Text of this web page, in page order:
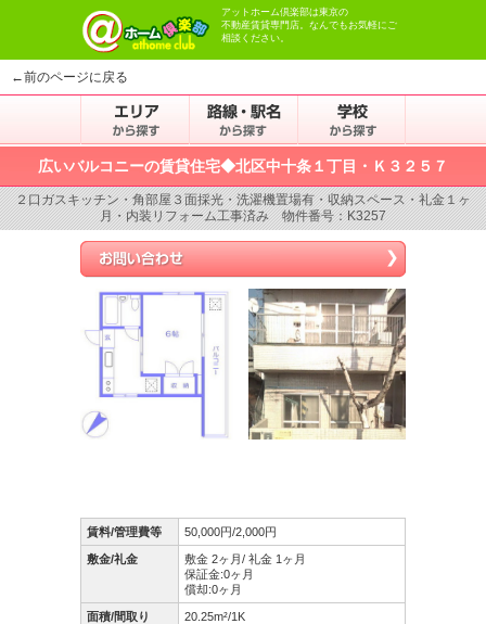
アットホーム倶楽部は東京の
不動産賃貸専門店。なんでもお気軽にご
相談ください。
←前のページに戻る
広いバルコニーの賃貸住宅◆北区中十条１丁目・Ｋ３２５７
２口ガスキッチン・角部屋３面採光・洗濯機置場有・収納スペース・礼金１ヶ
月・内装リフォーム工事済み 物件番号：K3257
賃料/管理費等 50,000円/2,000円
敷金/礼金
敷金 2ヶ月/ 礼金 1ヶ月
保証金:0ヶ月
償却:0ヶ月
面積/間取り
20.25m²/1K